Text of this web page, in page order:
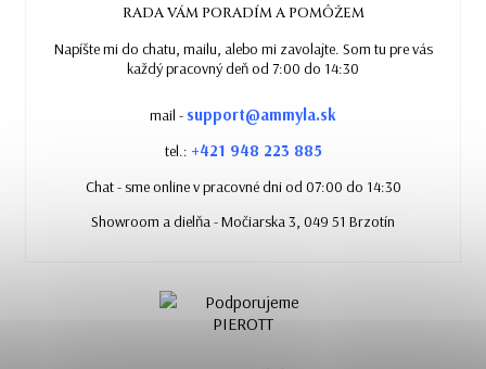
RADA VÁM PORADÍM A POMÔŽEM
Napíšte mi do chatu, mailu, alebo mi zavolajte. Som tu pre vás
každý pracovný deň od 7:00 do 14:30
mail - support@ammyla.sk
tel.: +421 948 223 885
Chat - sme online v pracovné dni od 07:00 do 14:30
Showroom a dielňa - Močiarska 3, 049 51 Brzotín